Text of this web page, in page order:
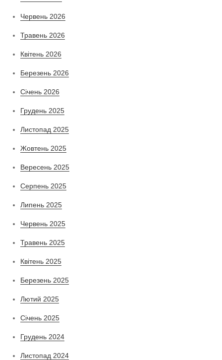
Червень 2026
Травень 2026
Квітень 2026
Березень 2026
Січень 2026
Грудень 2025
Листопад 2025
Жовтень 2025
Вересень 2025
Серпень 2025
Липень 2025
Червень 2025
Травень 2025
Квітень 2025
Березень 2025
Лютий 2025
Січень 2025
Грудень 2024
Листопад 2024